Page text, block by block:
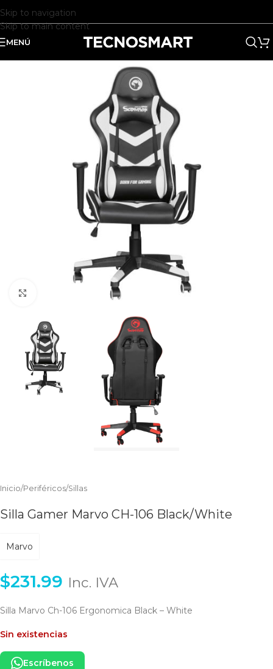
Skip to navigation
Skip to main content
MENÚ
Inicio/Periféricos/Sillas
Silla Gamer Marvo CH-106 Black/White
Marvo
$231.99 Inc. IVA
Silla Marvo Ch-106 Ergonomica Black – White
Sin existencias
Escríbenos